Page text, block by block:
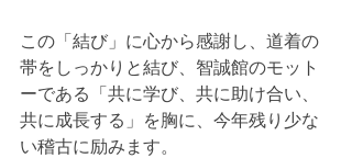
この「結び」に心から感謝し、道着の
帯をしっかりと結び、智誠館のモット
ーである「共に学び、共に助け合い、
共に成長する」を胸に、今年残り少な
い稽古に励みます。